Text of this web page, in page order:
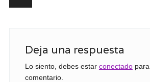
Deja una respuesta
Lo siento, debes estar conectadopara
comentario.